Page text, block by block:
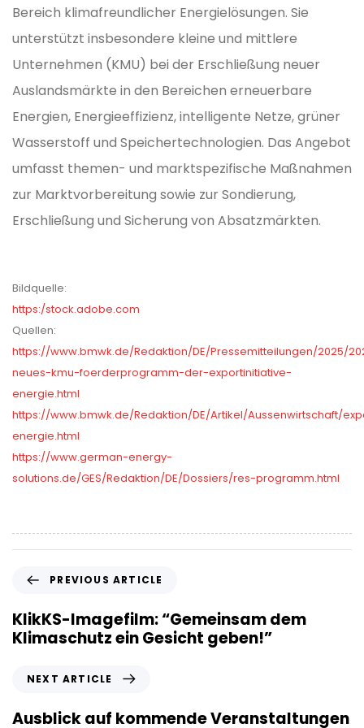
Bereich klimafreundlicher Energielösungen. Sie
unterstützt insbesondere kleine und mittlere
Unternehmen (KMU) bei der Erschließung neuer
Auslandsmärkte in den Bereichen erneuerbare
Energien, Energieeffizienz, intelligente Netze, grüner
Wasserstoff und Speichertechnologien. Das Angebot
umfasst themen- und marktspezifische Maßnahmen
zur Marktvorbereitung sowie zur Sondierung,
Erschließung und Sicherung von Absatzmärkten.
Bildquelle:
https:/stock.adobe.com
Quellen:
https://www.bmwk.de/Redaktion/DE/Pressemitteilungen/2025/
neues-kmu-foerderprogramm-der-exportinitiative-
energie.html
https://www.bmwk.de/Redaktion/DE/Artikel/Aussenwirtschaft/
energie.html
https://www.german-energy-
solutions.de/GES/Redaktion/DE/Dossiers/res-programm.html
e
v
i
PREVIOUS ARTICLE
KlikKS-Imagefilm: “Gemeinsam dem
Klimaschutz ein Gesicht geben!”
x
NEXT ARTICLE
Ausblick auf kommende Veranstaltungen